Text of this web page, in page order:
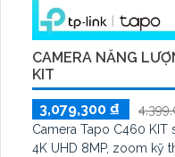
CAMERA NĂNG
KIT
3,079,300 ₫
Camera Tapo C460
4K UHD 8MP, zoom kỹ